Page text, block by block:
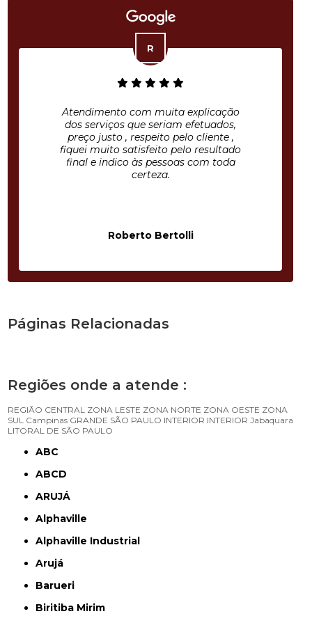
Atendimento com muita explicação
dos serviços que seriam efetuados,
preço justo , respeito pelo cliente ,
fiquei muito satisfeito pelo resultado
final e indico às pessoas com toda
certeza.
Roberto Bertolli
Páginas Relacionadas
Regiões onde a atende :
REGIÃO CENTRAL ZONA LESTE ZONA NORTE ZONA OESTE ZONA
SUL Campinas GRANDE SÃO PAULO INTERIOR INTERIOR Jabaquara
LITORAL DE SÃO PAULO
ABC
ABCD
ARUJÁ
Alphaville
Alphaville Industrial
Arujá
Barueri
Biritiba Mirim